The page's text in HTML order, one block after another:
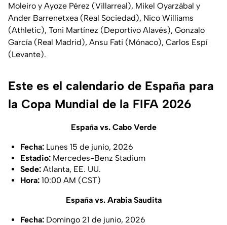
Moleiro y Ayoze Pérez (Villarreal), Mikel Oyarzábal y
Ander Barrenetxea (Real Sociedad), Nico Williams
(Athletic), Toni Martínez (Deportivo Alavés), Gonzalo
García (Real Madrid), Ansu Fati (Mónaco), Carlos Espí
(Levante).
Este es el calendario de España para
la Copa Mundial de la FIFA 2026
España vs. Cabo Verde
Fecha: Lunes 15 de junio, 2026
Estadio: Mercedes-Benz Stadium
Sede: Atlanta, EE. UU.
Hora: 10:00 AM (CST)
España vs. Arabia Saudita
Fecha: Domingo 21 de junio, 2026